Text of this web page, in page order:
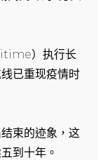
）执行长
已重现疫情时
束的迹象，这
到十年。